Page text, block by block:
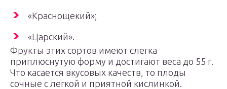
«Краснощекий»;
«Царский».
Фрукты этих сортов имеют слегка
приплюснутую форму и достигают веса до 55 г.
Что касается вкусовых качеств, то плоды
сочные с легкой и приятной кислинкой.